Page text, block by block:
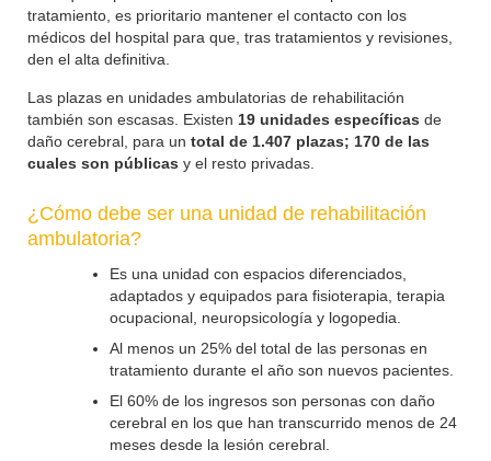
tratamiento, es prioritario mantener el contacto con los
médicos del hospital para que, tras tratamientos y revisiones,
den el alta definitiva.
Las plazas en unidades ambulatorias de rehabilitación
también son escasas. Existen 19 unidades específicas de
daño cerebral, para un total de 1.407 plazas; 170 de las
cuales son públicas y el resto privadas.
¿Cómo debe ser una unidad de rehabilitación
ambulatoria?
Es una unidad con espacios diferenciados,
adaptados y equipados para fisioterapia, terapia
ocupacional, neuropsicología y logopedia.
Al menos un 25% del total de las personas en
tratamiento durante el año son nuevos pacientes.
El 60% de los ingresos son personas con daño
cerebral en los que han transcurrido menos de 24
meses desde la lesión cerebral.